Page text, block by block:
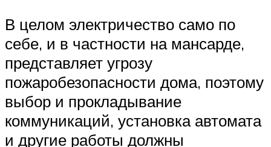
В целом электричество само по
себе, и в частности на мансарде,
представляет угрозу
пожаробезопасности дома, поэтому
выбор и прокладывание
коммуникаций, установка автомата
и другие работы должны